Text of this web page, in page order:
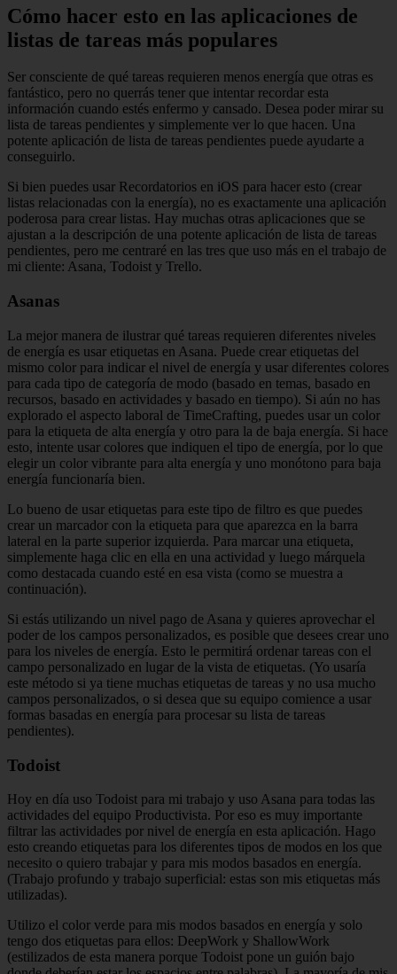
Cómo hacer esto en las aplicaciones de
listas de tareas más populares
Ser consciente de qué tareas requieren menos energía que otras es
fantástico, pero no querrás tener que intentar recordar esta
información cuando estés enfermo y cansado. Desea poder mirar su
lista de tareas pendientes y simplemente ver lo que hacen. Una
potente aplicación de lista de tareas pendientes puede ayudarte a
conseguirlo.
Si bien puedes usar Recordatorios en iOS para hacer esto (crear
listas relacionadas con la energía), no es exactamente una aplicación
poderosa para crear listas. Hay muchas otras aplicaciones que se
ajustan a la descripción de una potente aplicación de lista de tareas
pendientes, pero me centraré en las tres que uso más en el trabajo de
mi cliente: Asana, Todoist y Trello.
Asanas
La mejor manera de ilustrar qué tareas requieren diferentes niveles
de energía es usar etiquetas en Asana. Puede crear etiquetas del
mismo color para indicar el nivel de energía y usar diferentes colores
para cada tipo de categoría de modo (basado en temas, basado en
recursos, basado en actividades y basado en tiempo). Si aún no has
explorado el aspecto laboral de TimeCrafting, puedes usar un color
para la etiqueta de alta energía y otro para la de baja energía. Si hace
esto, intente usar colores que indiquen el tipo de energía, por lo que
elegir un color vibrante para alta energía y uno monótono para baja
energía funcionaría bien.
Lo bueno de usar etiquetas para este tipo de filtro es que puedes
crear un marcador con la etiqueta para que aparezca en la barra
lateral en la parte superior izquierda. Para marcar una etiqueta,
simplemente haga clic en ella en una actividad y luego márquela
como destacada cuando esté en esa vista (como se muestra a
continuación).
Si estás utilizando un nivel pago de Asana y quieres aprovechar el
poder de los campos personalizados, es posible que desees crear uno
para los niveles de energía. Esto le permitirá ordenar tareas con el
campo personalizado en lugar de la vista de etiquetas. (Yo usaría
este método si ya tiene muchas etiquetas de tareas y no usa mucho
campos personalizados, o si desea que su equipo comience a usar
formas basadas en energía para procesar su lista de tareas
pendientes).
Todoist
Hoy en día uso Todoist para mi trabajo y uso Asana para todas las
actividades del equipo Productivista. Por eso es muy importante
filtrar las actividades por nivel de energía en esta aplicación. Hago
esto creando etiquetas para los diferentes tipos de modos en los que
necesito o quiero trabajar y para mis modos basados ​​en energía.
(Trabajo profundo y trabajo superficial: estas son mis etiquetas más
utilizadas).
Utilizo el color verde para mis modos basados ​​en energía y solo
tengo dos etiquetas para ellos: DeepWork y ShallowWork
(estilizados de esta manera porque Todoist pone un guión bajo